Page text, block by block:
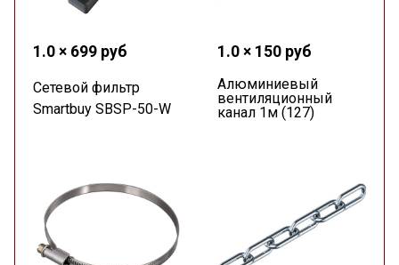
1.0 × 699 руб
Сетевой фильтр
Smartbuy SBSP-50-W
1.0 × 150 руб
Алюминиевый
вентиляционный
канал 1м (127)